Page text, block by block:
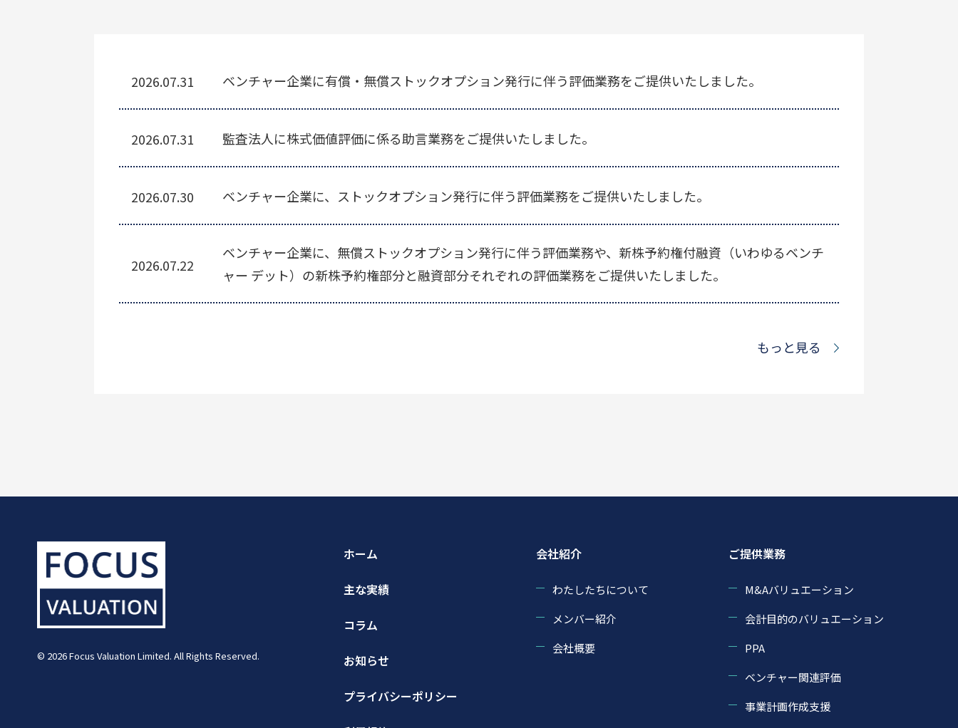
2026.07.31 ベンチャー企業に有償・無償ストックオプション発行に伴う評価業務をご提供いたしました。
2026.07.31 監査法人に株式価値評価に係る助言業務をご提供いたしました。
2026.07.30 ベンチャー企業に、ストックオプション発行に伴う評価業務をご提供いたしました。
2026.07.22
ベンチャー企業に、無償ストックオプション発行に伴う評価業務や、新株予約権付融資（いわゆるベンチ
ャー デット）の新株予約権部分と融資部分それぞれの評価業務をご提供いたしました。
もっと見る
© 2026 Focus Valuation Limited. All Rights Reserved.
ホーム
主な実績
コラム
お知らせ
プライバシーポリシー
会社紹介
わたしたちについて
メンバー紹介
会社概要
ご提供業務
M&Aバリュエーション
会計目的のバリュエーション
PPA
ベンチャー関連評価
事業計画作成支援